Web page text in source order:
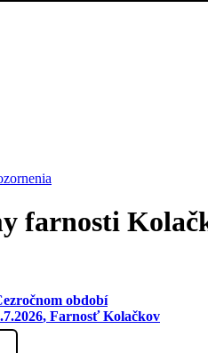
farnosti
období
, Farnosť Kolačkov